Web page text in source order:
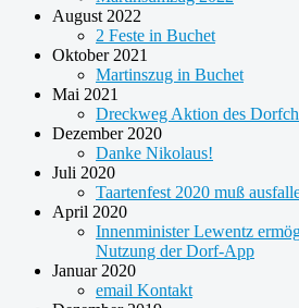
August 2022
2 Feste in Buchet
Oktober 2021
Martinszug in Buchet
Mai 2021
Dreckweg Aktion des
Dezember 2020
Danke Nikolaus!
Juli 2020
Taartenfest 2020 muß
April 2020
Innenminister Lewentz
Nutzung der Dorf-App
Januar 2020
email Kontakt